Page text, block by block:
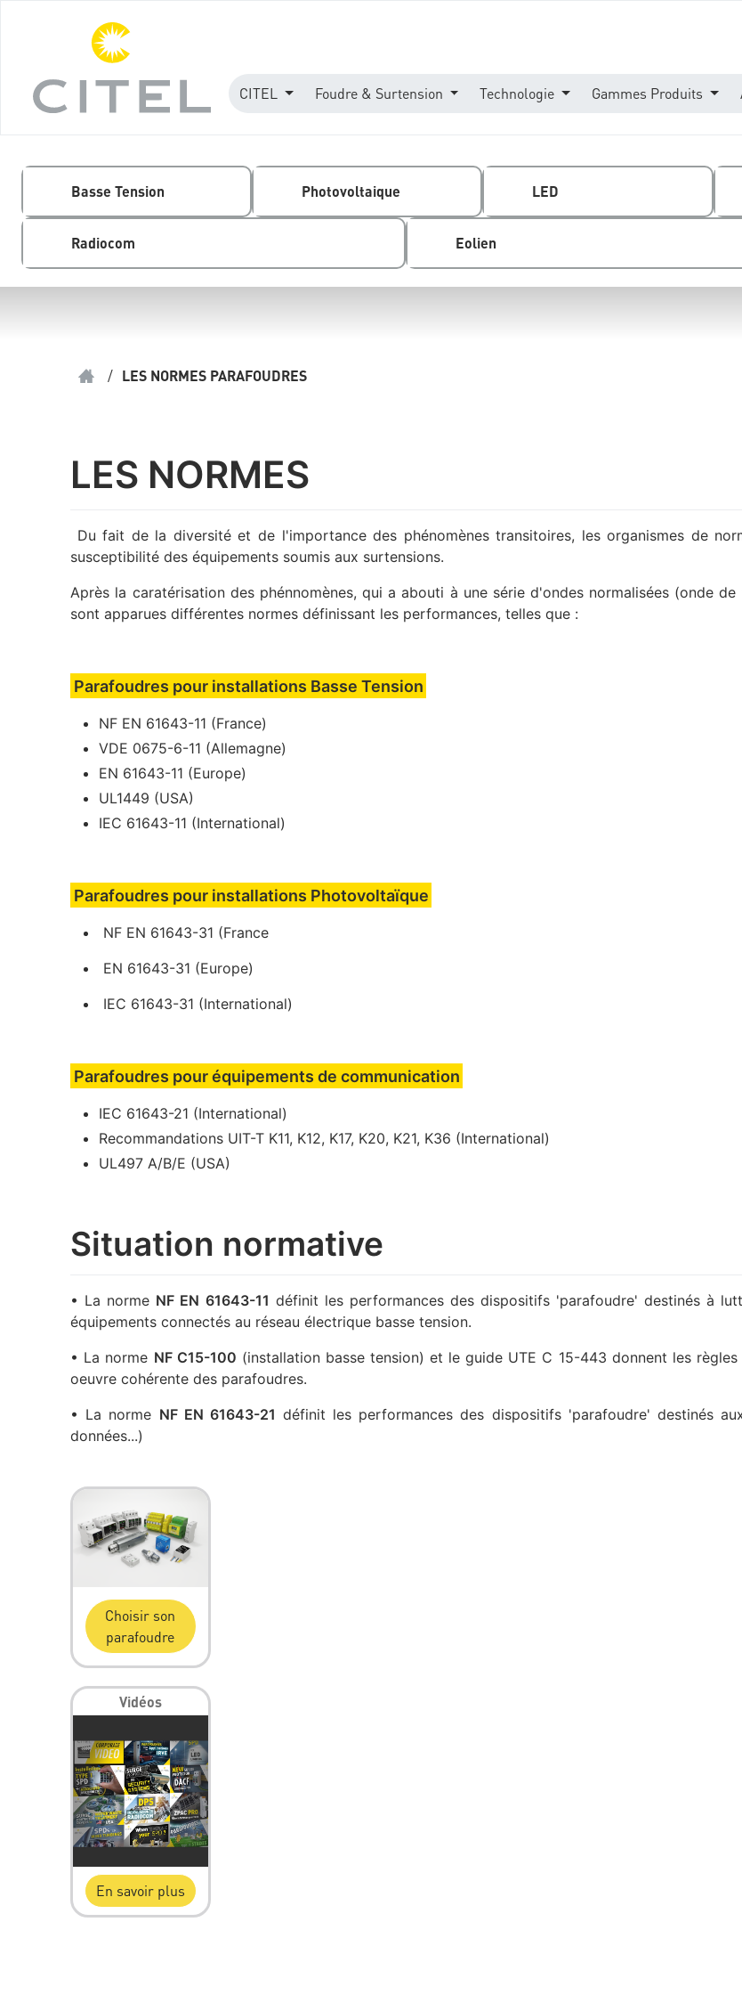
CITEL Foudre & Surtension Technologie Gammes Produits
Basse Tension Photovoltaique LED
Radiocom Eolien
/ LES NORMES PARAFOUDRES
LES NORMES
Du fait de la diversité et de l'importance des phénomènes transitoires, les organismes de
susceptibilité des équipements soumis aux surtensions.
Après la caratérisation des phénnomènes, qui a abouti à une série d'ondes normalisées (onde
sont apparues différentes normes définissant les performances, telles que :
Parafoudres pour installations Basse Tension
NF EN 61643-11 (France)
VDE 0675-6-11 (Allemagne)
EN 61643-11 (Europe)
UL1449 (USA)
IEC 61643-11 (International)
Parafoudres pour installations Photovoltaïque
NF EN 61643-31 (France
EN 61643-31 (Europe)
IEC 61643-31 (International)
Parafoudres pour équipements de communication
IEC 61643-21 (International)
Recommandations UIT-T K11, K12, K17, K20, K21, K36 (International)
UL497 A/B/E (USA)
Situation normative
• La norme NF EN 61643-11 définit les performances des dispositifs 'parafoudre' destinés à
équipements connectés au réseau électrique basse tension.
• La norme NF C15-100 (installation basse tension) et le guide UTE C 15-443 donnent les
oeuvre cohérente des parafoudres.
• La norme NF EN 61643-21 définit les performances des dispositifs 'parafoudre' destinés
données...)
Choisir son
parafoudre
Vidéos
En savoir plus